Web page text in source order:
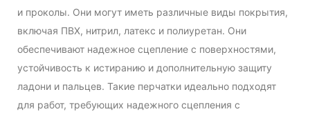
и проколы. Они могут иметь различные виды покрытия,
включая ПВХ, нитрил, латекс и полиуретан. Они
обеспечивают надежное сцепление с поверхностями,
устойчивость к истиранию и дополнительную защиту
ладони и пальцев. Такие перчатки идеально подходят
для работ, требующих надежного сцепления с